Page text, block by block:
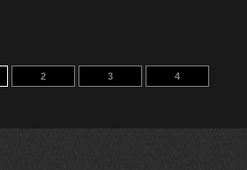
2 3 4